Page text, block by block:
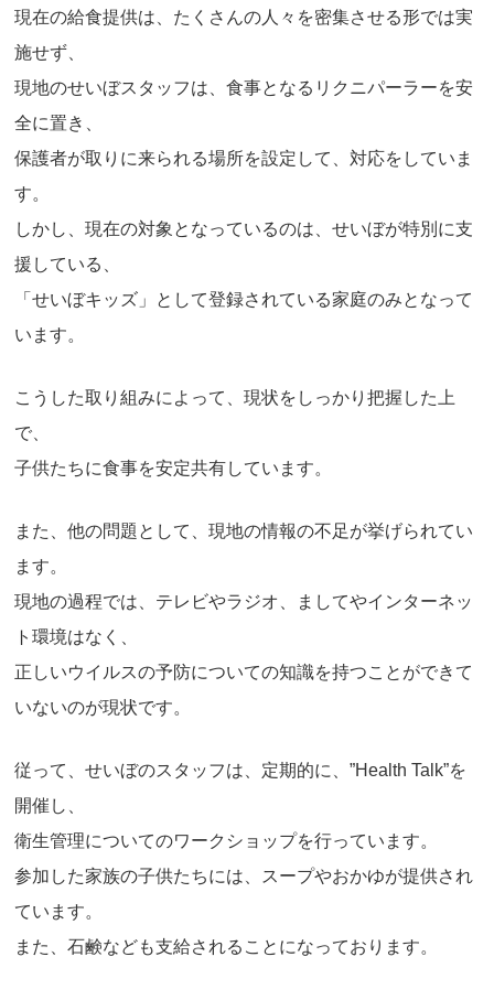
現在の給食提供は、たくさんの人々を密集させる形では実
施せず、
現地のせいぼスタッフは、食事となるリクニパーラーを安
全に置き、
保護者が取りに来られる場所を設定して、対応をしていま
す。
しかし、現在の対象となっているのは、せいぼが特別に支
援している、
「せいぼキッズ」として登録されている家庭のみとなって
います。
こうした取り組みによって、現状をしっかり把握した上
で、
子供たちに食事を安定共有しています。
また、他の問題として、現地の情報の不足が挙げられてい
ます。
現地の過程では、テレビやラジオ、ましてやインターネッ
ト環境はなく、
正しいウイルスの予防についての知識を持つことができて
いないのが現状です。
従って、せいぼのスタッフは、定期的に、”Health Talk”を
開催し、
衛生管理についてのワークショップを行っています。
参加した家族の子供たちには、スープやおかゆが提供され
ています。
また、石鹸なども支給されることになっております。